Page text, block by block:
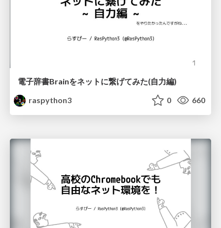
電子辞書Brainをネットに繋げてみた(自力編)
raspython3
0 660